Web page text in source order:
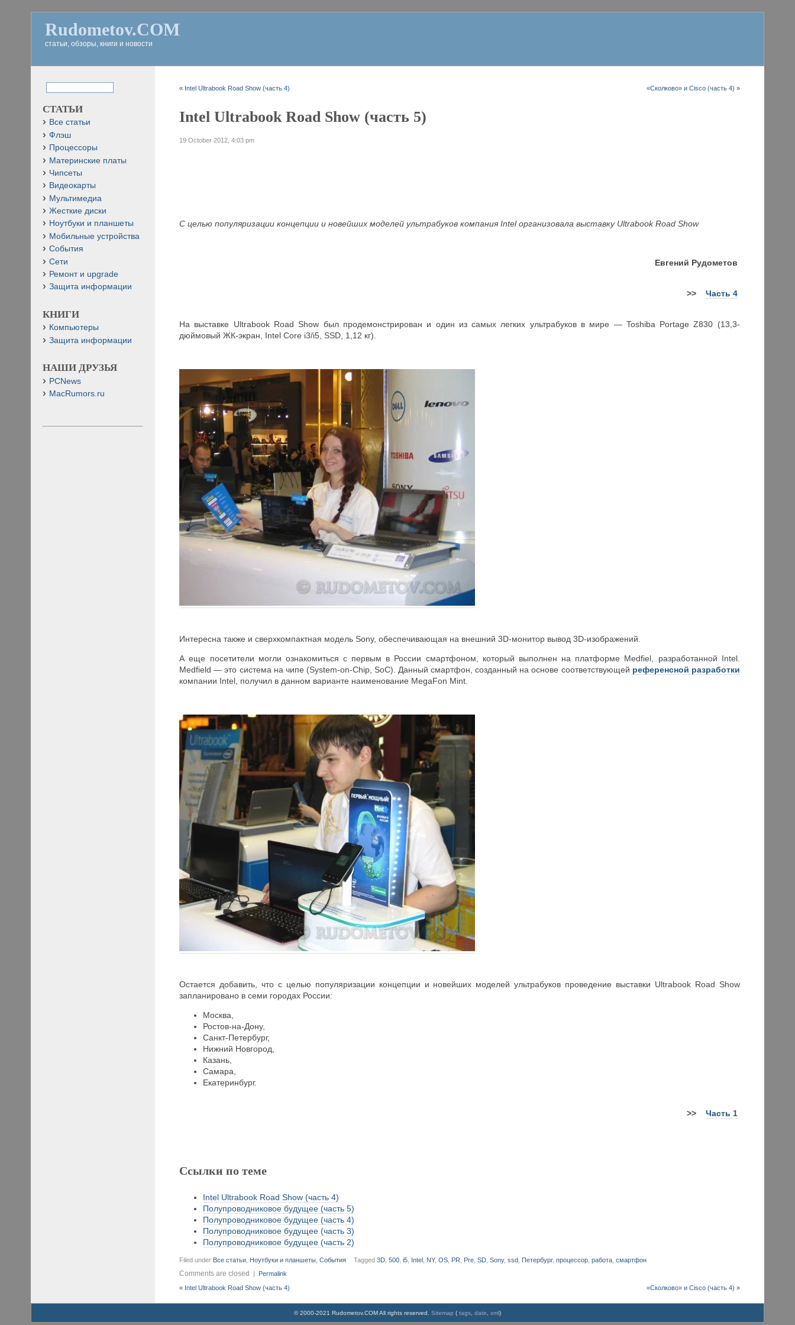
Rudometov.COM
статьи, обзоры, книги и новости
« Intel Ultrabook Road Show (часть 4) «Сколково» и Cisco (часть 4) »
Intel Ultrabook Road Show (часть 5)
19 October 2012, 4:03 pm
С целью популяризации концепции и новейших моделей ультрабуков компания Intel организовала выставку Ultrabook Road Show
Евгений Рудометов
>> Часть 4
На выставке Ultrabook Road Show был продемонстрирован и один из самых легких ультрабуков в мире — Toshiba Portage Z830 (13,3-
дюймовый ЖК-экран, Intel Core i3/i5, SSD, 1,12 кг).
Интересна также и сверхкомпактная модель Sony, обеспечивающая на внешний 3D-монитор вывод 3D-изображений.
А еще посетители могли ознакомиться c первым в России смартфоном, который выполнен на платформе Medfiel, разработанной Intel.
Medfield — это система на чипе (System-on-Chip, SoC). Данный смартфон, созданный на основе соответствующей референсной разработки
компании Intel, получил в данном варианте наименование MegaFon Mint.
Остается добавить, что с целью популяризации концепции и новейших моделей ультрабуков проведение выставки Ultrabook Road Show
запланировано в семи городах России:
Москва,
Ростов-на-Дону,
Санкт-Петербург,
Нижний Новгород,
Казань,
Самара,
Екатеринбург.
>> Часть 1
Ссылки по теме
Intel Ultrabook Road Show (часть 4)
Полупроводниковое будущее (часть 5)
Полупроводниковое будущее (часть 4)
Полупроводниковое будущее (часть 3)
Полупроводниковое будущее (часть 2)
Filed under Все статьи Ноутбуки и планшеты ,События Tagged3D ,500 ,i5 Intel NY,OS PR Pre ,SD ,Sony,ssd ,Петербург,процессор ,работа ,смартфон
Comments are closed | Permalink
« Intel Ultrabook Road Show (часть 4) «Сколково» и Cisco (часть 4) »
СТАТЬИ
Все статьи
Флэш
Процессоры
Материнские платы
Чипсеты
Видеокарты
Мультимедиа
Жесткие диски
Ноутбуки и планшеты
Мобильные устройства
События
Сети
Ремонт и upgrade
Защита информации
КНИГИ
Компьютеры
Защита информации
НАШИ ДРУЗЬЯ
PCNews
MacRumors.ru
© 2000-2021 Rudometov.COM All rights reserved. Sitemap ( tags date xml)